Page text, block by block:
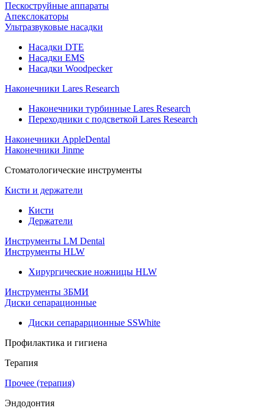
Пескоструйные аппараты
Апекслокаторы
Ультразвуковые насадки
Насадки DTE
Насадки EMS
Насадки Woodpecker
Наконечники Lares Research
Наконечники турбинные Lares Research
Переходники с подсветкой Lares Research
Наконечники AppleDental
Наконечники Jinme
Стоматологические инструменты
Кисти и держатели
Кисти
Держатели
Инструменты LM Dental
Инструменты HLW
Хирургические ножницы HLW
Инструменты ЗБМИ
Диски сепарационные
Диски сепарарционные SSWhite
Профилактика и гигиена
Терапия
Прочее (терапия)
Эндодонтия